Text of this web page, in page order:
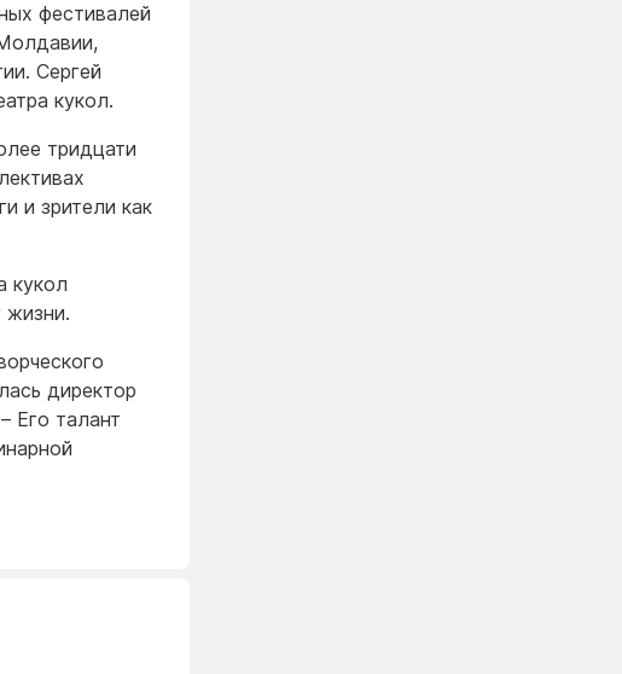
фестивалей
Сергей
кукол.
тридцати
и зрители как
кукол
жизни.
директор
Его талант